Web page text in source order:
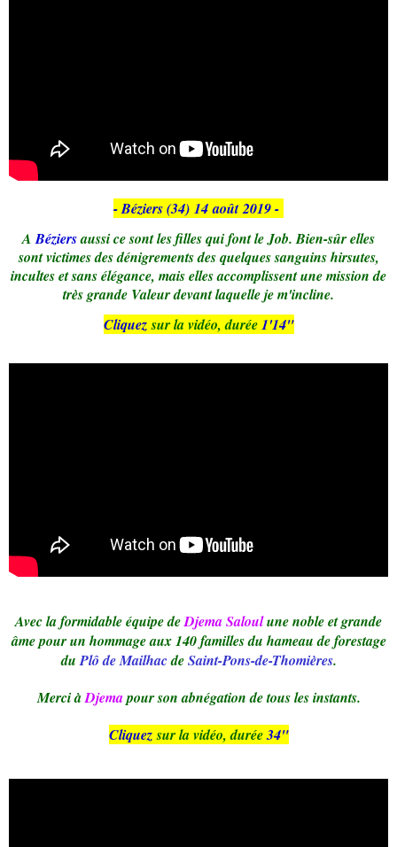
- Béziers (34) 14août2019 -
ABéziersaussi ce sont les filles qui font le Job. Bien-sûr elles
sont victimes des dénigrements des quelques sanguins hirsutes,
incultes et sans élégance, mais elles accomplissent une mission de
très grande Valeur devant laquelle je m'incline.
Cliquezsur la vidéo, durée1'14"
Avec la formidable équipe deDjema Saloulune noble et grande
âme pour un hommage aux 140 familles du hameau de forestage
du Plô de MailhacdeSaint-Pons-de-Thomières.
Merci àDjemapour son abnégation de tous les instants.
Cliquezsur la vidéo, durée34"